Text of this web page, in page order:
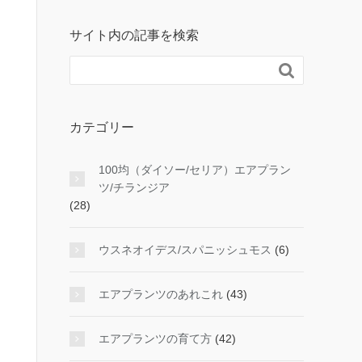
サイト内の記事を検索

カテゴリー
100均（ダイソー/セリア）エアプラン
ツ/チランジア
(28)
ウスネオイデス/スパニッシュモス (6)
エアプランツのあれこれ (43)
エアプランツの育て方 (42)